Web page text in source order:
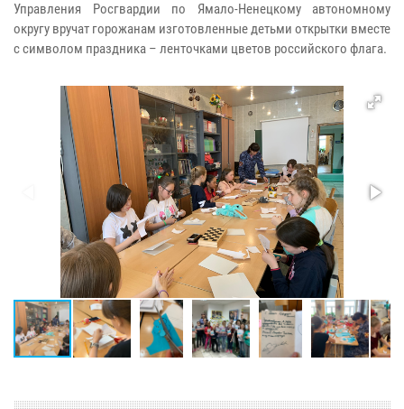
Управления Росгвардии по Ямало-Ненецкому автономному
округу вручат горожанам изготовленные детьми открытки вместе
с символом праздника – ленточками цветов российского флага.